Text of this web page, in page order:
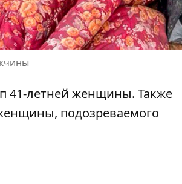
41-летней женщины. Также
подозреваемого